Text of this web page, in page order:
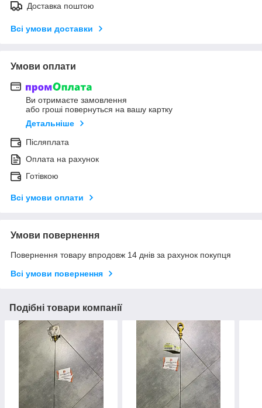
Доставка поштою
Всі умови доставки
Умови оплати
Ви отримаєте замовлення
або гроші повернуться на вашу картку
Детальніше
Післяплата
Оплата на рахунок
Готівкою
Всі умови оплати
Умови повернення
Повернення товару впродовж 14 днів за рахунок покупця
Всі умови повернення
Подібні товари компанії